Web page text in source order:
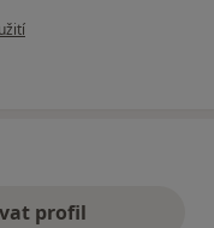
Lucie S. P
profil